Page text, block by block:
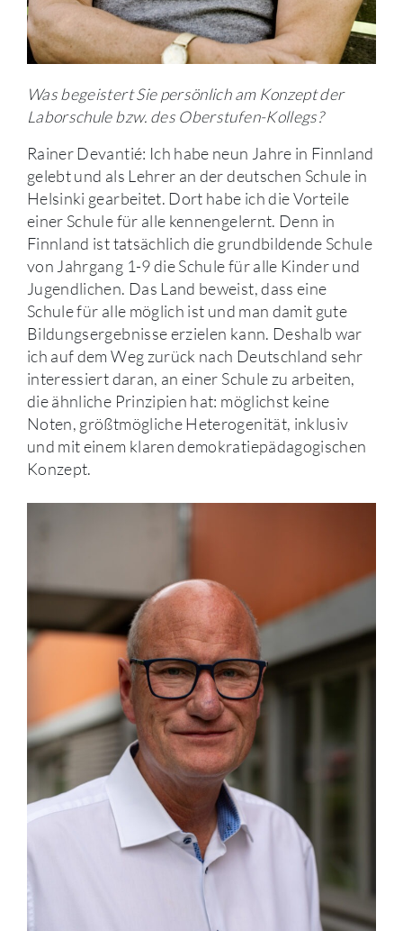
Was begeistert Sie persönlich am Konzept der
Laborschule bzw. des Oberstufen-Kollegs?
Rainer Devantié: Ich habe neun Jahre in Finnland
gelebt und als Lehrer an der deutschen Schule in
Helsinki gearbeitet. Dort habe ich die Vorteile
einer Schule für alle kennengelernt. Denn in
Finnland ist tatsächlich die grundbildende Schule
von Jahrgang 1-9 die Schule für alle Kinder und
Jugendlichen. Das Land beweist, dass eine
Schule für alle möglich ist und man damit gute
Bildungsergebnisse erzielen kann. Deshalb war
ich auf dem Weg zurück nach Deutschland sehr
interessiert daran, an einer Schule zu arbeiten,
die ähnliche Prinzipien hat: möglichst keine
Noten, größtmögliche Heterogenität, inklusiv
und mit einem klaren demokratiepädagogischen
Konzept.